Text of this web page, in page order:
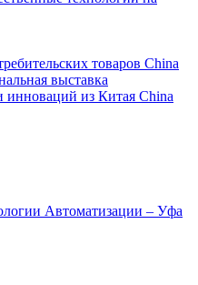
товаров China
выставка
из Китая China
Автоматизации – Уфа